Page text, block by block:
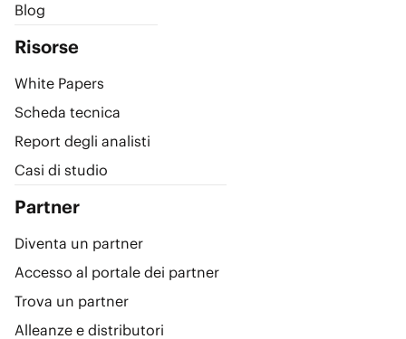
Blog
Risorse
White Papers
Scheda tecnica
Report degli analisti
Casi di studio
Partner
Diventa un partner
Accesso al portale dei partner
Trova un partner
Alleanze e distributori